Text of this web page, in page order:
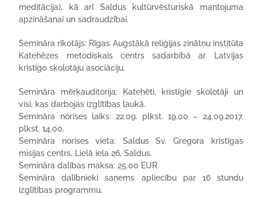
meditācija), kā arī Saldus kultūrvēsturiskā mantojuma
apzināšanai un sadraudzībai.
Semināra rīkotājs: Rīgas Augstākā reliģijas zinātņu institūta
Katehēzes metodiskais centrs sadarbībā ar Latvijas
kristīgo skolotāju asociāciju.
Semināra mērķauditorija:
Katehēti, kristīgie skolotāji un
visi, kas darbojas izglītības laukā.
Semināra norises laiks: 22.09. plkst. 19.00 – 24.09.2017.
plkst. 14.00.
Semināra norises vieta: Saldus Sv. Gregora kristīgas
misijas centrs, Lielā iela 26, Saldus.
Semināra dalības maksa: 25.00 EUR
Semināra dalībniekisaņems apliecību par 16 stundu
izglītības programmu.